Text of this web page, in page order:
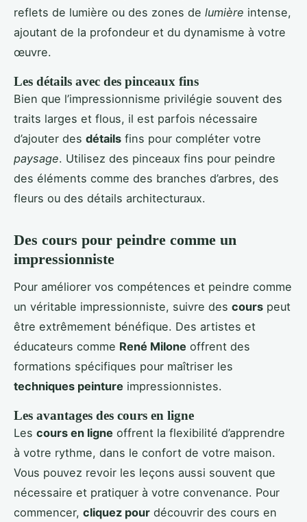
reflets de lumière ou des zones de lumière intense,
ajoutant de la profondeur et du dynamisme à votre
œuvre.
Les détails avec des pinceaux fins
Bien que l’impressionnisme privilégie souvent des
traits larges et flous, il est parfois nécessaire
d’ajouter des détails fins pour compléter votre
paysage. Utilisez des pinceaux fins pour peindre
des éléments comme des branches d’arbres, des
fleurs ou des détails architecturaux.
Des cours pour peindre comme un
impressionniste
Pour améliorer vos compétences et peindre comme
un véritable impressionniste, suivre des cours peut
être extrêmement bénéfique. Des artistes et
éducateurs comme René Milone offrent des
formations spécifiques pour maîtriser les
techniques peinture impressionnistes.
Les avantages des cours en ligne
Les cours en ligne offrent la flexibilité d’apprendre
à votre rythme, dans le confort de votre maison.
Vous pouvez revoir les leçons aussi souvent que
nécessaire et pratiquer à votre convenance. Pour
commencer, cliquez pour découvrir des cours en